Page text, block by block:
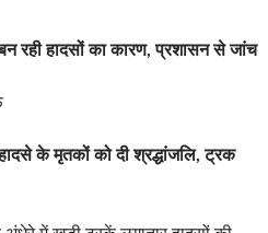
रही हादसों का कारण, प्रशासन से जांच
के मृतकों को दी श्रद्धांजलि, ट्रक